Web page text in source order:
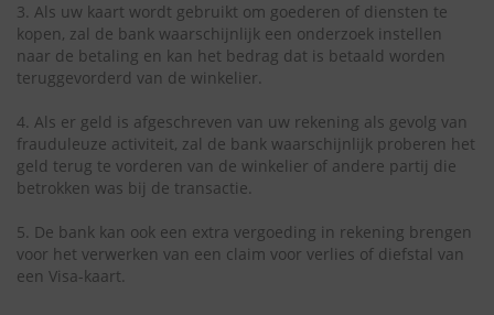
3. Als uw kaart wordt gebruikt om goederen of diensten te
kopen, zal de bank waarschijnlijk een onderzoek instellen
naar de betaling en kan het bedrag dat is betaald worden
teruggevorderd van de winkelier.
4. Als er geld is afgeschreven van uw rekening als gevolg van
frauduleuze activiteit, zal de bank waarschijnlijk proberen het
geld terug te vorderen van de winkelier of andere partij die
betrokken was bij de transactie.
5. De bank kan ook een extra vergoeding in rekening brengen
voor het verwerken van een claim voor verlies of diefstal van
een Visa-kaart.